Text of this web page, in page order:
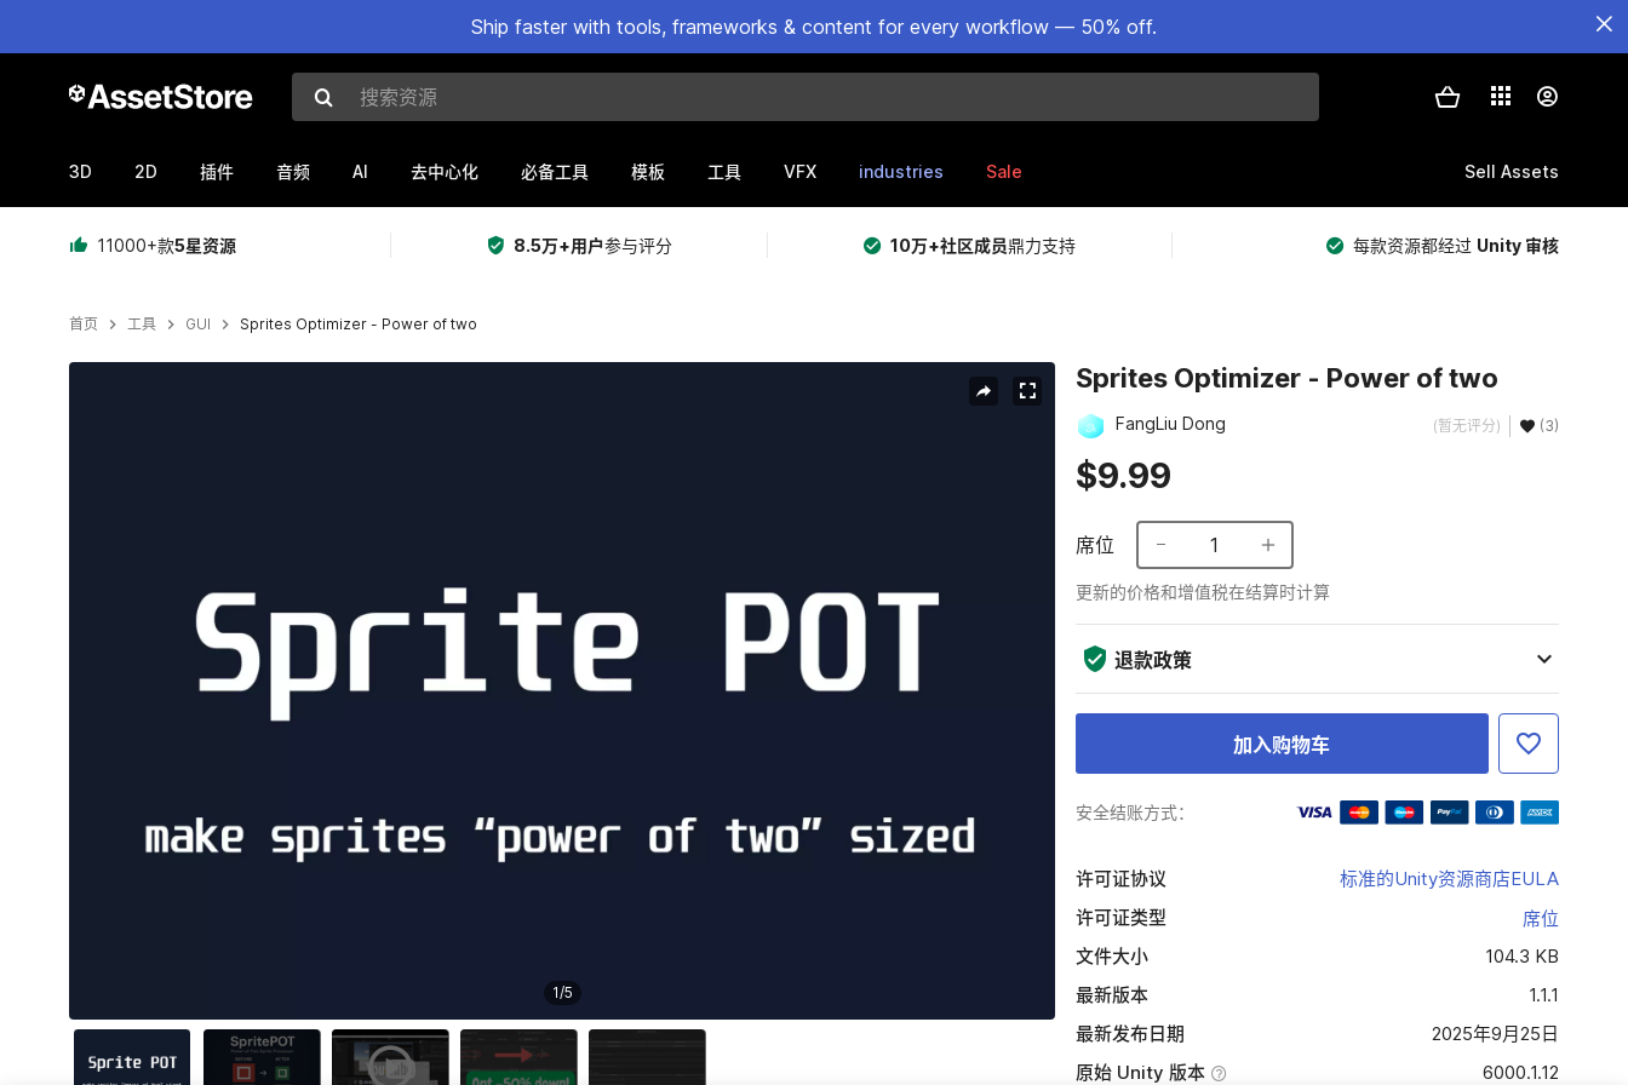
Ship faster with tools, frameworks & content for every workflow — 50% off.
搜索资源
3D 2D 插件 音频 AI 去中心化 必备工具 模板 工具 VFX industries Sale Sell Assets
11000+款5星资源 8.5万+用户参与评分 10万+社区成员鼎力支持 每款资源都经过 Unity 审核
首页 工具 GUI Sprites Optimizer - Power of two
1/5
Sprites Optimizer - Power of two
FangLiu Dong (暂无评分) (3)
$9.99
席位 1
更新的价格和增值税在结算时计算
退款政策
加入购物车
安全结账方式：
许可证协议
标准的Unity资源商店EULA
许可证类型
席位
文件大小
104.3 KB
最新版本
1.1.1
最新发布日期
2025年9月25日
原始 Unity 版本
6000.1.12